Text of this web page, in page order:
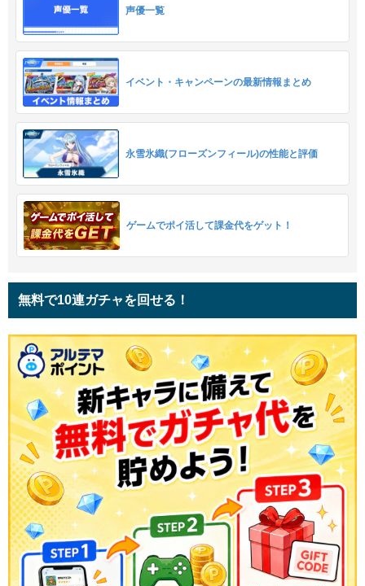
声優一覧
イベント・キャンペーンの最新情報まとめ
永雪氷織(フローズンフィール)の性能と評価
ゲームでポイ活して課金代をゲット！
無料で10連ガチャを回せる！